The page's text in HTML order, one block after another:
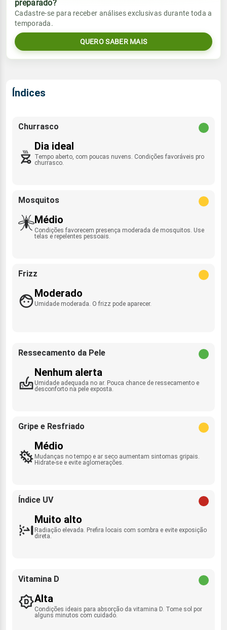
Umidade do ar
38% 87%
Rajada de vento
Sol
05:41h às 17:34h
Lua
Chuva
0.0mm
Umidade do ar
Vento
ESE - 14km/h
Rajada de vento
Sol
preparado?
Cadastre-se para receber análises exclusivas durante toda a
temporada.
QUERO SABER MAIS
Índices
Churrasco
Dia ideal
Tempo aberto, com poucas nuvens. Condições favoráveis pro
churrasco.
Mosquitos
Médio
Condições favorecem presença moderada de mosquitos. Use
telas e repelentes pessoais.
Frizz
Moderado
Umidade moderada. O frizz pode aparecer.
Ressecamento da Pele
Nenhum alerta
Umidade adequada no ar. Pouca chance de ressecamento e
desconforto na pele exposta.
Gripe e Resfriado
Médio
Mudanças no tempo e ar seco aumentam sintomas gripais.
Hidrate-se e evite aglomerações.
Índice UV
Muito alto
Radiação elevada. Prefira locais com sombra e evite exposição
direta.
Vitamina D
Alta
Condições ideais para absorção da vitamina D. Tome sol por
alguns minutos com cuidado.